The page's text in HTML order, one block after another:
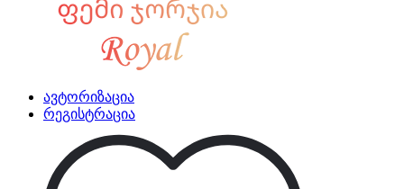
ავტორიზაცია
რეგისტრაცია